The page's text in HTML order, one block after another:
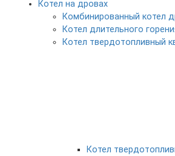
Котел на дровах
Комбинированный котел
Котел длительного
Котел твердотопливный
Котел